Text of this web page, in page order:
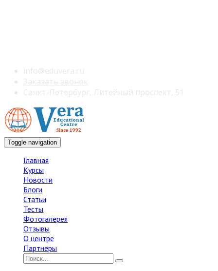
Toggle navigation
Главная
Курсы
Новости
Блоги
Статьи
Тесты
Фотогалерея
Отзывы
О центре
Партнеры